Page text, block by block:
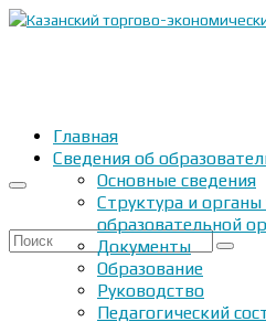
Искать:
Главная
Сведения об
Основные сведения
Структура и органы
образовательной
Документы
Образование
Руководство
Педагогический